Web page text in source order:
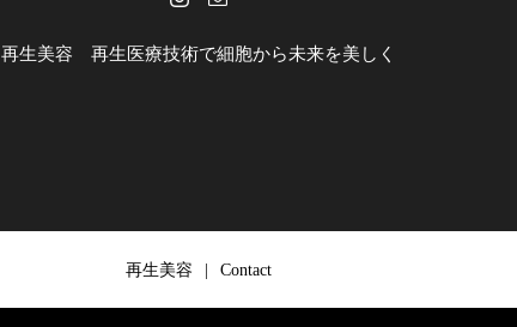
再生美容 再生医療技術で細胞から未来を美しく
再生美容 Contact